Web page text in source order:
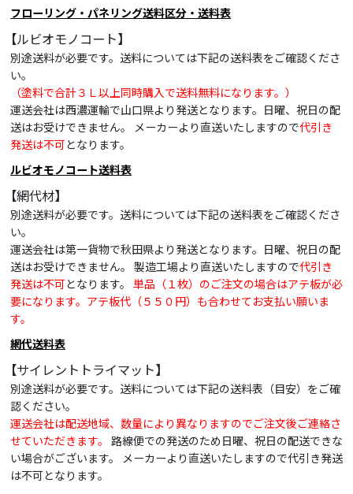
フローリング・パネリング送料区分・送料表
【ルビオモノコート】
別途送料が必要です。送料については下記の送料表をご確認くださ
い。
（塗料で合計３Ｌ以上同時購入で送料無料になります。）
運送会社は西濃運輸で山口県より発送となります。日曜、祝日の配
送はお受けできません。 メーカーより直送いたしますので代引き
発送は不可となります。
ルビオモノコート送料表
【網代材】
別途送料が必要です。送料については下記の送料表をご確認くださ
い。
運送会社は第一貨物で秋田県より発送となります。日曜、祝日の配
送はお受けできません。 製造工場より直送いたしますので代引き
発送は不可となります。 単品（１枚）のご注文の場合はアテ板が必
要になります。アテ板代（５５０円）も合わせてお支払い願いま
す。
網代送料表
【サイレントトライマット】
別途送料が必要です。送料については下記の送料表（目安）をご確
認ください。
運送会社は配送地域、数量により異なりますのでご注文後ご連絡さ
せていただきます。
路線便での発送のため日曜、祝日の配送できな
い場合がございます。 メーカーより直送いたしますので代引き発送
は不可となります。